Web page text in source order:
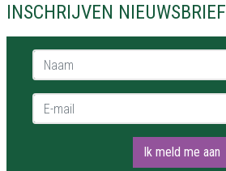
INSCHRIJVEN NIEUWSBRIEF
Naam *
E-mail *
Ik meld me aan